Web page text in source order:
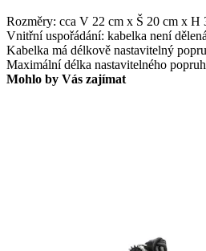
Rozměry: cca V 22 cm x Š 20 cm x H
Vnitřní uspořádání: kabelka není
Kabelka má délkově nastavitelný
Maximální délka nastavitelného
Mohlo by Vás zajímat